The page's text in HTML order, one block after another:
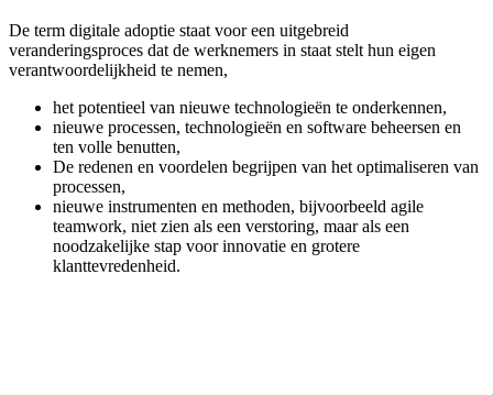
De term digitale adoptie staat voor een uitgebreid
veranderingsproces dat de werknemers in staat stelt hun eigen
verantwoordelijkheid te nemen,
het potentieel van nieuwe technologieën te onderkennen,
nieuwe processen, technologieën en software beheersen en
ten volle benutten,
De redenen en voordelen begrijpen van het optimaliseren van
processen,
nieuwe instrumenten en methoden, bijvoorbeeld agile
teamwork, niet zien als een verstoring, maar als een
noodzakelijke stap voor innovatie en grotere
klanttevredenheid.